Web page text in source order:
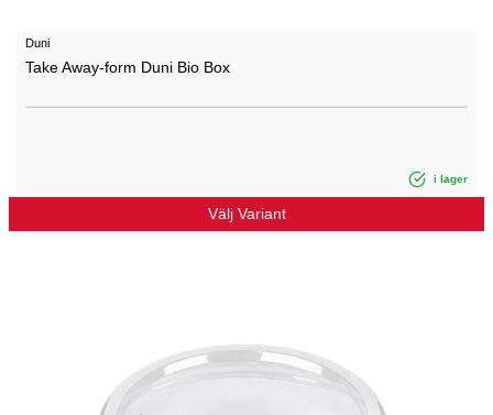
Duni
Take Away-form Duni Bio Box
i lager
Välj Variant